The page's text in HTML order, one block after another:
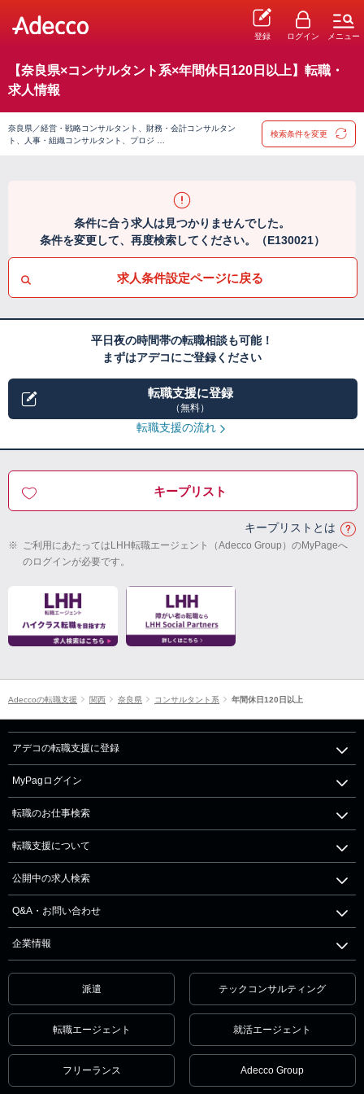
登録 ログイン メニュー
【奈良県×コンサルタント系×年間休日120日以上】転職・
求人情報
奈良県／経営・戦略コンサルタント、財務・会計コンサルタン
ト、人事・組織コンサルタント、プロジ …
検索条件を変更
条件に合う求人は見つかりませんでした。
条件を変更して、再度検索してください。（E130021）
求人条件設定ページに戻る
平日夜の時間帯の転職相談も可能！
まずはアデコにご登録ください
転職支援に登録
（無料）
転職支援の流れ
キープリスト
キープリストとは
※ ご利用にあたってはLHH転職エージェント（Adecco Group）のMyPageへ
のログインが必要です。
Adeccoの転職支援 関西 奈良県 コンサルタント系 年間休日120日以上
アデコの転職支援に登録
MyPagログイン
転職のお仕事検索
転職支援について
公開中の求人検索
Q&A・お問い合わせ
企業情報
派遣 テックコンサルティング
転職エージェント 就活エージェント
フリーランス Adecco Group